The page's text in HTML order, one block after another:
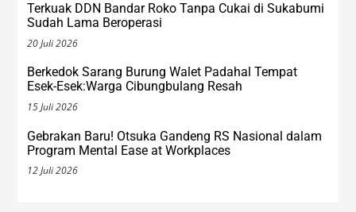
Terkuak DDN Bandar Roko Tanpa Cukai di Sukabumi
Sudah Lama Beroperasi
20 Juli 2026
Berkedok Sarang Burung Walet Padahal Tempat
Esek-Esek:Warga Cibungbulang Resah
15 Juli 2026
Gebrakan Baru! Otsuka Gandeng RS Nasional dalam
Program Mental Ease at Workplaces
12 Juli 2026